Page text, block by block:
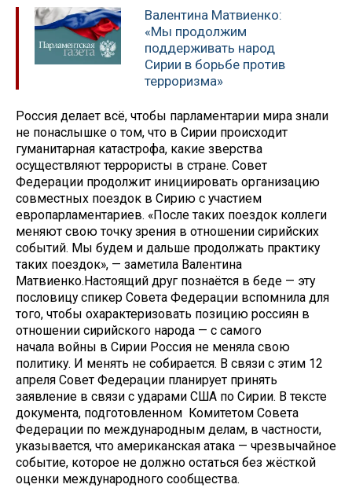
Валентина Матвиенко:
«Мы продолжим
поддерживать народ
Сирии в борьбе против
терроризма»
Россия делает всё, чтобы парламентарии мира знали
не понаслышке о том, что в Сирии происходит
гуманитарная катастрофа, какие зверства
осуществляют террористы в стране. Совет
Федерации продолжит инициировать организацию
совместных поездок в Сирию с участием
европарламентариев. «После таких поездок коллеги
меняют свою точку зрения в отношении сирийских
событий. Мы будем и дальше продолжать практику
таких поездок», — заметила Валентина
Матвиенко.Настоящий друг познаётся в беде — эту
пословицу спикер Совета Федерации вспомнила для
того, чтобы охарактеризовать позицию россиян в
отношении сирийского народа — с самого
начала войны в Сирии Россия не меняла свою
политику. И менять не собирается. В связи с этим 12
апреля Совет Федерации планирует принять
заявление в связи с ударами США по Сирии. В тексте
документа, подготовленном Комитетом Совета
Федерации по международным делам, в частности,
указывается, что американская атака — чрезвычайное
событие, которое не должно остаться без жёсткой
оценки международного сообщества.